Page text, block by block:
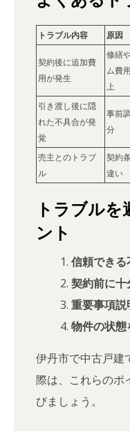
トラブル内容 原因
契約後に追加費
用が発生
修繕
ム費
上
引き渡し後に隠
れた不具合が発
覚
事前
分
売主とのトラブ
ル
契約
違い
トラブル
ント
信頼でき
契約前に十
重要事項
物件の状
伊丹市で中古戸建
際は、これらのポ
びましょう。